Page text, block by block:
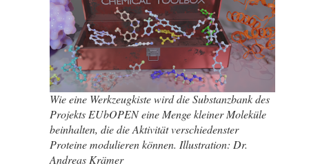
Wie eine Werkzeugkiste wird die Substanzbank des
Projekts EUbOPEN eine Menge kleiner Moleküle
beinhalten, die die Aktivität verschiedenster
Proteine modulieren können. Illustration: Dr.
Andreas Krämer